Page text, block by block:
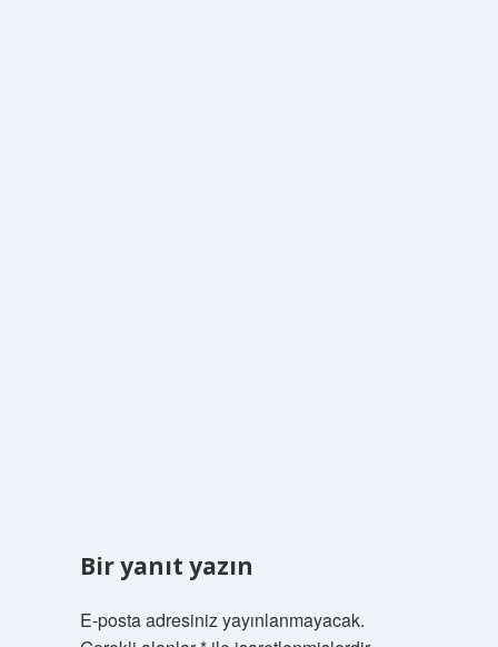
Bir yanıt yazın
E-posta adresiniz yayınlanmayacak.